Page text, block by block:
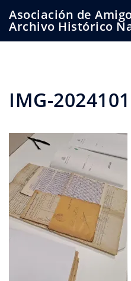
Asociación de
Archivo Histórico
IMG-